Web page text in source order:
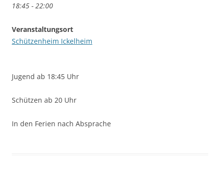
18:45 - 22:00
Veranstaltungsort
Schützenheim Ickelheim
Jugend ab 18:45 Uhr
Schützen ab 20 Uhr
In den Ferien nach Absprache